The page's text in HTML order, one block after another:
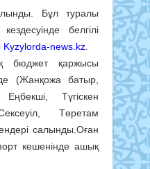
Бұл туралы
белгілі
Kyzylorda-news.kz
бюджет қаржысы
(Жанқожа батыр,
Түгіскен
Төретам
салынды.Оған
кешенінде ашық